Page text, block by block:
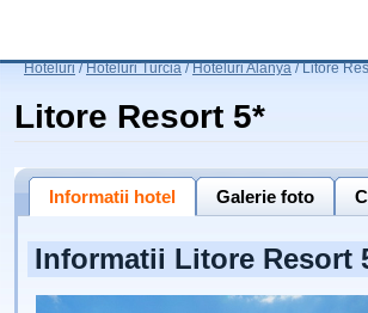
Hoteluri /Hoteluri Turcia/Hoteluri Alanya/Litore
Litore Resort 5*
Informatii hotel Galerie foto
Informatii Litore Resort